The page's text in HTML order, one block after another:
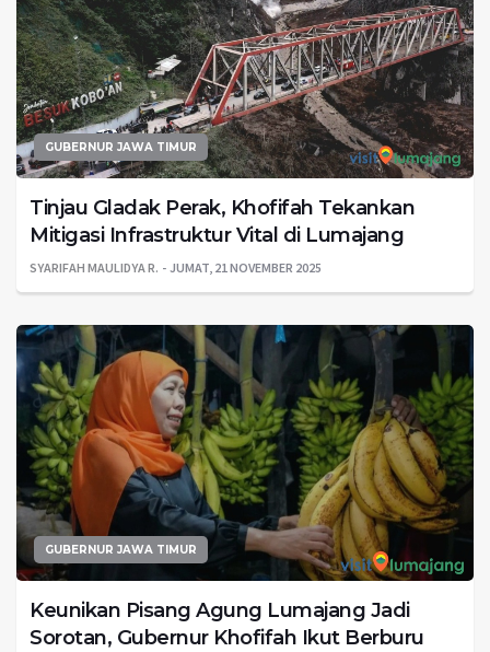
GUBERNUR JAWA TIMUR
Tinjau Gladak Perak, Khofifah Tekankan
Mitigasi Infrastruktur Vital di Lumajang
SYARIFAH MAULIDYA R. JUMAT, 21 NOVEMBER 2025
GUBERNUR JAWA TIMUR
Keunikan Pisang Agung Lumajang Jadi
Sorotan, Gubernur Khofifah Ikut Berburu